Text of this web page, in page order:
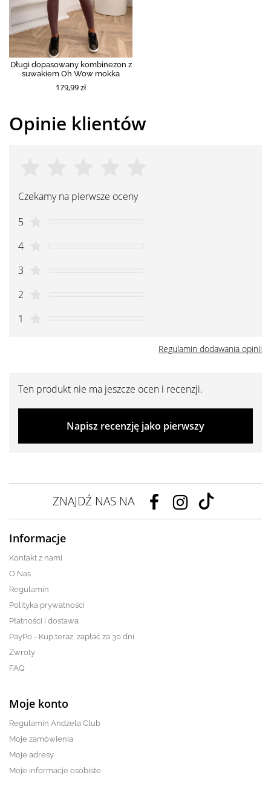
Długi dopasowany kombinezon z
suwakiem Oh Wow mokka
179,99 zł
Opinie klientów
Czekamy na pierwsze oceny
5
4
3
2
1
Regulamin dodawania opinii
Ten produkt nie ma jeszcze ocen i recenzji.
Napisz recenzję jako pierwszy
ZNAJDŹ NAS NA
Informacje
Kontakt z nami
O Nas
Regulamin
Polityka prywatności
Płatności i dostawa
PayPo - Kup teraz, zapłać za 30 dni
Zwroty
FAQ
Moje konto
Regulamin Andżela Club
Moje zamówienia
Moje adresy
Moje informacje osobiste